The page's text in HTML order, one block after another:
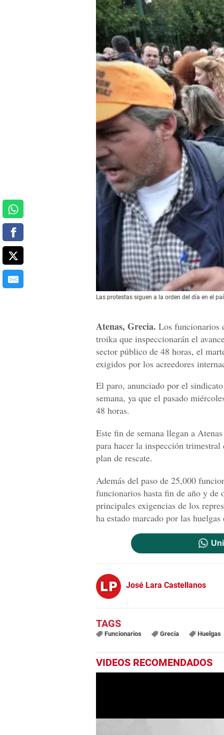
Las protestas siguen a la orden del día en el
Atenas, Grecia. Los funcionarios
troika que inspeccionarán el
sector público de 48 horas, el
exigidos por los acreedores
El paro, anunciado por el
semana, ya que el pasado
48 horas.
Este fin de semana llegan a
para hacer la inspección
plan de rescate.
Además del paso de 25,000
funcionarios hasta fin de año y de
principales exigencias de los
ha estado marcado por las
José Lara Castellanos
Funcionarios Grecia Huelgas
VIDEOS RECOMENDADOS